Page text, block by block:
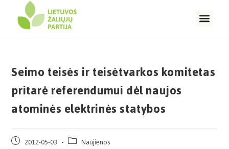
Seimo teisės ir teisėtvarkos komitetas
pritarė referendumui dėl naujos
atominės elektrinės statybos
2012-05-03 Naujienos